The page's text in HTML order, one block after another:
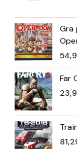
Gra
Far